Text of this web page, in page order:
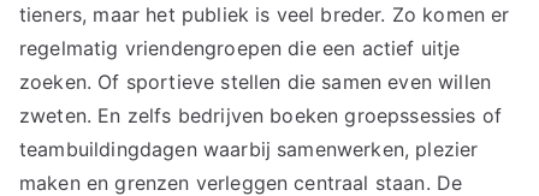
tieners, maar het publiek is veel breder. Zo komen er
regelmatig vriendengroepen die een actief uitje
zoeken. Of sportieve stellen die samen even willen
zweten. En zelfs bedrijven boeken groepssessies of
teambuildingdagen waarbij samenwerken, plezier
maken en grenzen verleggen centraal staan. De